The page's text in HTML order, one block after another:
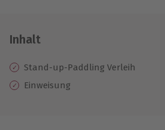
Inhalt
Stand-up-Paddling Verleih
Einweisung